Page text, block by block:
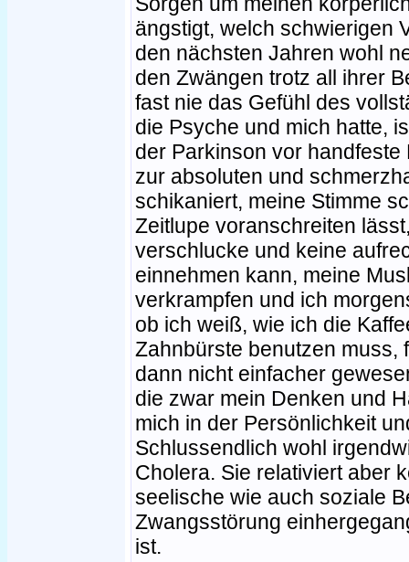
ängstigt, welch schwierigen
den nächsten Jahren wohl
den Zwängen trotz all ihrer
fast nie das Gefühl des
die Psyche und mich hatte,
der Parkinson vor
zur absoluten und
schikaniert, meine Stimme
Zeitlupe voranschreiten
verschlucke und keine
einnehmen kann, meine
verkrampfen und ich
ob ich weiß, wie ich die
Zahnbürste benutzen muss,
dann nicht einfacher
die zwar mein Denken und
mich in der Persönlichkeit
Schlussendlich wohl
Cholera. Sie relativiert aber
seelische wie auch soziale
Zwangsstörung
ist.